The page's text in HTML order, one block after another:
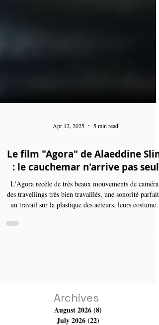
Apr 12, 2025
Le film "Agora" de Alaeddine Slim
: le cauchemar n'arrive pas seul
L'Agora recèle de très beaux mouvements de caméra,
des travellings très bien travaillés, une sonorité parfaite,
un travail sur la plastique des acteurs, leurs costumes,
placement de la caméra dans des endroits